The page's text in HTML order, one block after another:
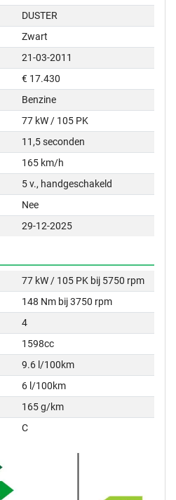
DUSTER
Zwart
21-03-2011
€ 17.430
Benzine
77 kW / 105 PK
11,5 seconden
165 km/h
5 v., handgeschakeld
Nee
29-12-2025
77 kW / 105 PK bij 5750 rpm
148 Nm bij 3750 rpm
4
1598cc
9.6 l/100km
6 l/100km
165 g/km
C